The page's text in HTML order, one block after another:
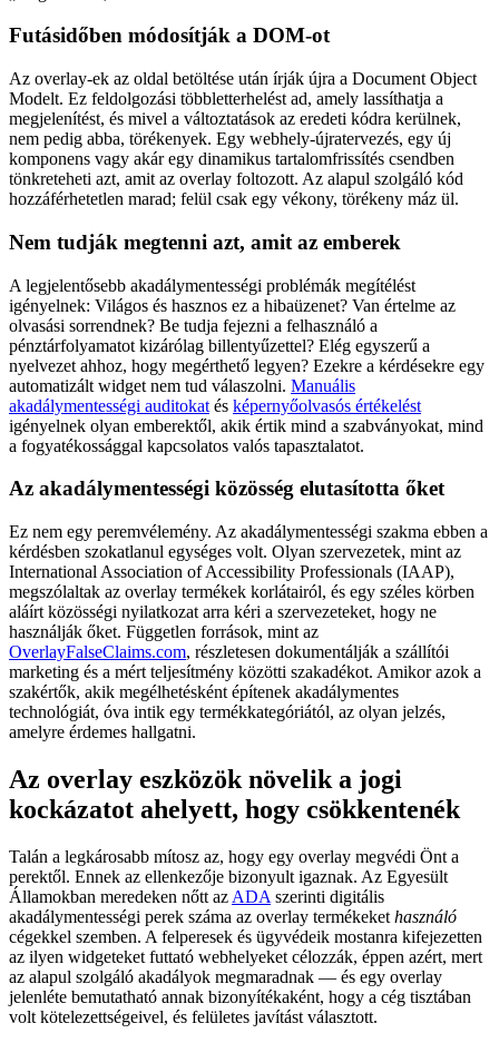
Futásidőben módosítják a DOM-ot
Az overlay-ek az oldal betöltése után írják újra a Document Object
Modelt. Ez feldolgozási többletterhelést ad, amely lassíthatja a
megjelenítést, és mivel a változtatások az eredeti kódra kerülnek,
nem pedig abba, törékenyek. Egy webhely-újratervezés, egy új
komponens vagy akár egy dinamikus tartalomfrissítés csendben
tönkreteheti azt, amit az overlay foltozott. Az alapul szolgáló kód
hozzáférhetetlen marad; felül csak egy vékony, törékeny máz ül.
Nem tudják megtenni azt, amit az emberek
A legjelentősebb akadálymentességi problémák megítélést
igényelnek: Világos és hasznos ez a hibaüzenet? Van értelme az
olvasási sorrendnek? Be tudja fejezni a felhasználó a
pénztárfolyamatot kizárólag billentyűzettel? Elég egyszerű a
nyelvezet ahhoz, hogy megérthető legyen? Ezekre a kérdésekre egy
automatizált widget nem tud válaszolni. Manuális
akadálymentességi auditokat és képernyőolvasós értékelést
igényelnek olyan emberektől, akik értik mind a szabványokat, mind
a fogyatékossággal kapcsolatos valós tapasztalatot.
Az akadálymentességi közösség elutasította őket
Ez nem egy peremvélemény. Az akadálymentességi szakma ebben a
kérdésben szokatlanul egységes volt. Olyan szervezetek, mint az
International Association of Accessibility Professionals (IAAP),
megszólaltak az overlay termékek korlátairól, és egy széles körben
aláírt közösségi nyilatkozat arra kéri a szervezeteket, hogy ne
használják őket. Független források, mint az
OverlayFalseClaims.com, részletesen dokumentálják a szállítói
marketing és a mért teljesítmény közötti szakadékot. Amikor azok a
szakértők, akik megélhetésként építenek akadálymentes
technológiát, óva intik egy termékkategóriától, az olyan jelzés,
amelyre érdemes hallgatni.
Az overlay eszközök növelik a jogi
kockázatot ahelyett, hogy csökkentenék
Talán a legkárosabb mítosz az, hogy egy overlay megvédi Önt a
perektől. Ennek az ellenkezője bizonyult igaznak. Az Egyesült
Államokban meredeken nőtt az ADA szerinti digitális
akadálymentességi perek száma az overlay termékeket használó
cégekkel szemben. A felperesek és ügyvédeik mostanra kifejezetten
az ilyen widgeteket futtató webhelyeket célozzák, éppen azért, mert
az alapul szolgáló akadályok megmaradnak — és egy overlay
jelenléte bemutatható annak bizonyítékaként, hogy a cég tisztában
volt kötelezettségeivel, és felületes javítást választott.